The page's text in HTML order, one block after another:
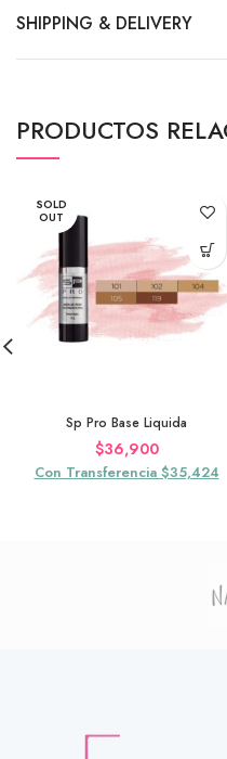
SHIPPING & DELIVERY
PRODUCTOS
SOLD
OUT
Sp Pro Base Liquida
$36,900
Con Transferencia $35,424